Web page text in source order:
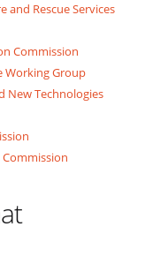
and Rescue Services
Commission
Working Group
New Technologies